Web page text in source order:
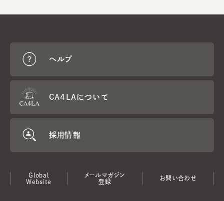
ヘルプ
CA4LAについて
採用情報
Global
Website
メールマガジン
登録
お問い合わせ